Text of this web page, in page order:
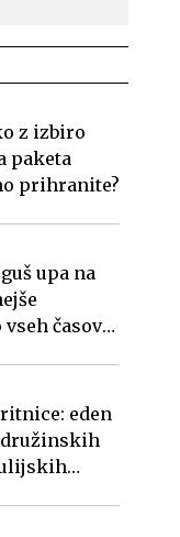
z izbiro
paketa
prihranite?
upa na
časov
eden